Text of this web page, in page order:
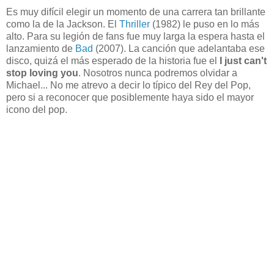
Es muy difícil elegir un momento de una carrera tan brillante
como la de la Jackson. El Thriller (1982) le puso en lo más
alto. Para su legión de fans fue muy larga la espera hasta el
lanzamiento de Bad (2007). La canción que adelantaba ese
disco, quizá el más esperado de la historia fue el
I just can't
stop loving you. Nosotros nunca podremos olvidar a
Michael... No me atrevo a decir lo típico del Rey del Pop,
pero si a reconocer que posiblemente haya sido el mayor
icono del pop.